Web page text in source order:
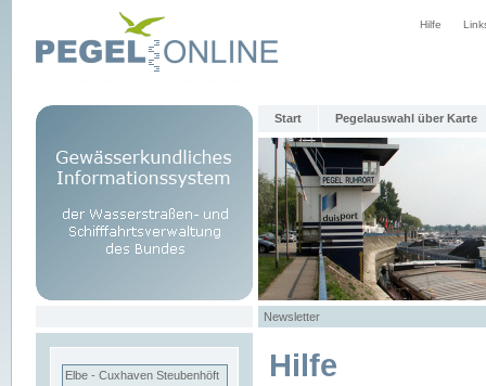
Hilfe
Start Pegelauswahl über Karte
Newsletter
Elbe - Cuxhaven Steubenhöft Hilfe